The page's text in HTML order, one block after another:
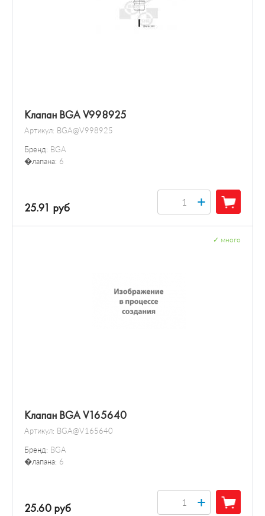
Клапан BGA V998925
Артикул: BGA@V998925
Бренд: BGA
�лапана: 6
25.91 руб +
Клапан BGA V165640
Артикул: BGA@V165640
Бренд: BGA
�лапана: 6
много
25.60 руб +